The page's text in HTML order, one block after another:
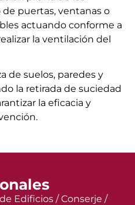
de puertas, ventanas o
actuando conforme a
la ventilación del
de suelos, paredes y
la retirada de suciedad
la eficacia y
Edificios / Conserje /